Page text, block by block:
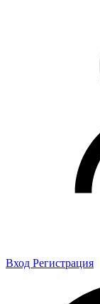
Вход Регистрация